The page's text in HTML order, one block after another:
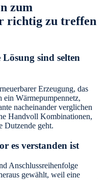
zum
richtig zu treffen
sind selten
Erzeugung, das
Wärmepumpennetz,
nacheinander verglichen
Handvoll Kombinationen,
Dutzende geht.
es verstanden ist
Anschlussreihenfolge
gewählt, weil eine